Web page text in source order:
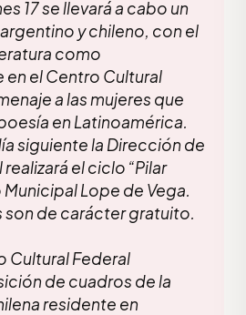
17 se llevará a cabo un
y chileno, con el
como
el Centro Cultural
a las mujeres que
en Latinoamérica.
siguiente la Dirección de
el ciclo “Pilar
Municipal Lope de Vega.
de carácter gratuito.
Cultural Federal
de cuadros de la
residente en